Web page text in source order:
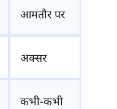
आमतौर पर
अक्सर
कभी-कभी